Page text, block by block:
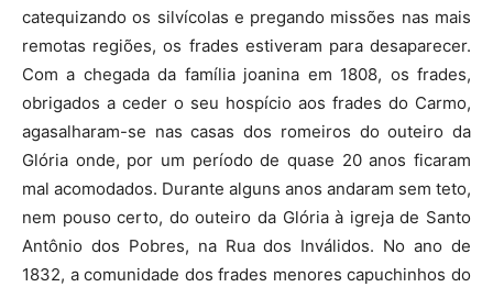
catequizando os silvícolas e pregando missões nas mais
remotas regiões, os frades estiveram para desaparecer.
Com a chegada da família joanina em 1808, os frades,
obrigados a ceder o seu hospício aos frades do Carmo,
agasalharam-se nas casas dos romeiros do outeiro da
Glória onde, por um período de quase 20 anos ficaram
mal acomodados. Durante alguns anos andaram sem teto,
nem pouso certo, do outeiro da Glória à igreja de Santo
Antônio dos Pobres, na Rua dos Inválidos. No ano de
1832, a comunidade dos frades menores capuchinhos do